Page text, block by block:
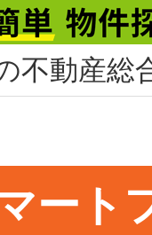
不動産総
ート